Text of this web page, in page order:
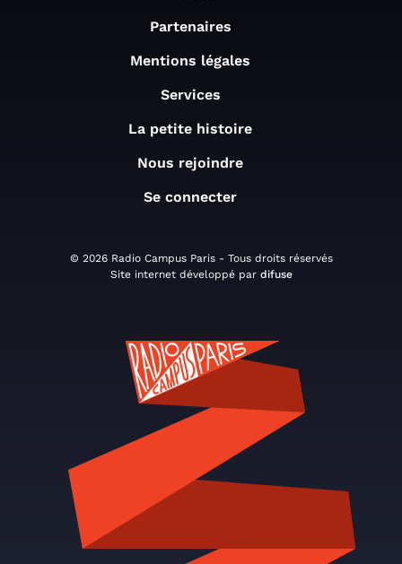
Partenaires
Mentions légales
Services
La petite histoire
Nous rejoindre
Se connecter
© 2026 Radio Campus Paris - Tous droits réservés
Site internet développé par difuse